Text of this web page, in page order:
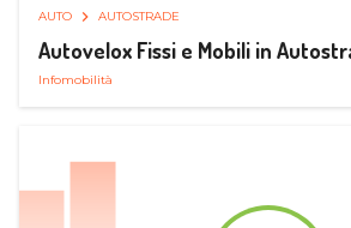
AUTO AUTOSTRADE
Autovelox Fissi e Mobili in
Infomobilità